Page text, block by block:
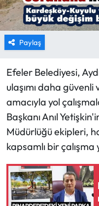
Paylaş
Efeler Belediyesi,
ulaşımı daha
amacıyla yol
Başkanı Anıl
Müdürlüğü ekipleri,
kapsamlı bir çalışma
RESMİ İLANLAR
HABER İLAN